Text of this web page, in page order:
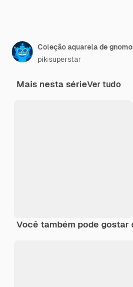
Coleção aquarela de
pikisuperstar
Mais nesta sérieVer tudo
Você também pode gostar